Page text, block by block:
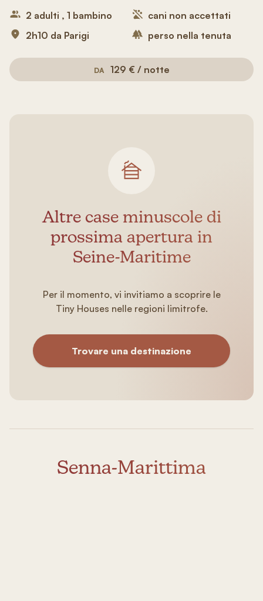
2 adulti , 1 bambino
2h10 da Parigi
cani non accettati
perso nella tenuta
DA 129 € / notte
Altre case minuscole di
prossima apertura in
Seine-Maritime
Per il momento, vi invitiamo a scoprire le
Tiny Houses nelle regioni limitrofe.
Trovare una destinazione
Senna-Marittima